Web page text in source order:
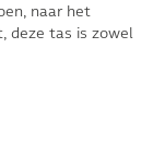
naar het
deze tas is zowel